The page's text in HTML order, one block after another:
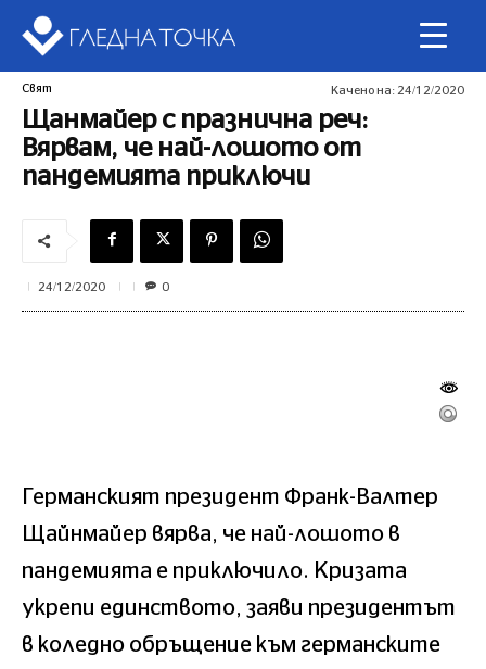
Свят Качено на: 24/12/2020
Щанмайер с празнична реч:
Вярвам, че най-лошото от
пандемията приключи
24/12/2020 0
Германският президент Франк-Валтер
Щайнмайер вярва, че най-лошото в
пандемията е приключило. Кризата
укрепи единството, заяви президентът
в коледно обръщение към германските